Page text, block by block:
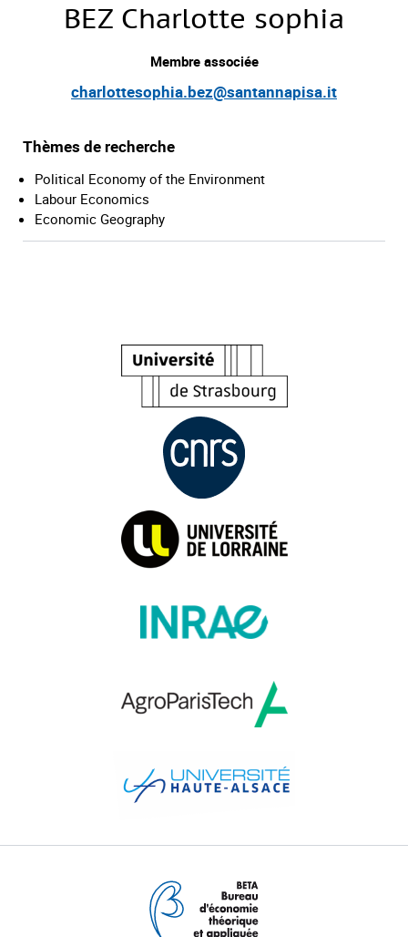
BEZ Charlotte sophia
Membre associée
charlottesophia.bez@santannapisa.it
Thèmes de recherche
Political Economy of the Environment
Labour Economics
Economic Geography